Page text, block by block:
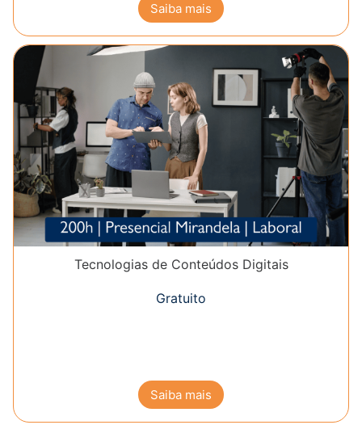
Saiba mais
Tecnologias de Conteúdos Digitais
Gratuito
Saiba mais